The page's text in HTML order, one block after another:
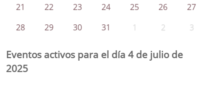
21 22 23 24 25 26
27
28
29 30 31 1 2 3
Eventos activos para el día 4 de julio de
2025